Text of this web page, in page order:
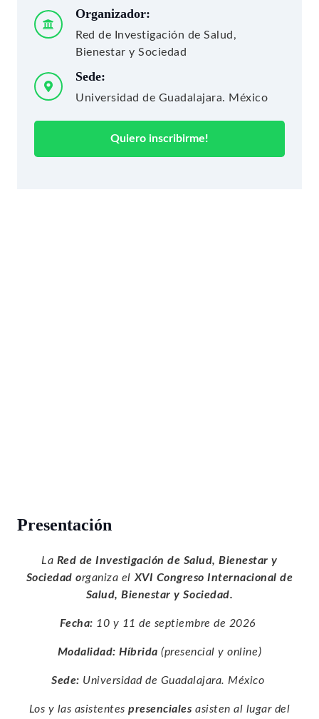
Organizador:
Red de Investigación de Salud,
Bienestar y Sociedad
Sede:
Universidad de Guadalajara. México
Quiero inscribirme!
Presentación
La Red de Investigación de Salud, Bienestar y
Sociedad organiza el XVI Congreso Internacional de
Salud, Bienestar y Sociedad.
Fecha: 10 y 11 de septiembre de 2026
Modalidad: Híbrida (presencial y online)
Sede: Universidad de Guadalajara. México
Los y las asistentespresenciales asisten al lugar del